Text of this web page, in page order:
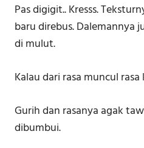
Pas digigit.. Kresss.
baru direbus. Dalemannya
di mulut.
Kalau dari rasa muncul
Gurih dan rasanya agak
dibumbui.